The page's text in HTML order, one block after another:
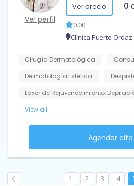
Ver perfil
Ver precio 0
0.00
Clínica Puerto Ordaz
Cirugía Dermatológica
Dermatología Estética
Láser de Rejuvenecimiento,
View all
Agendar cita
1 2 3 4